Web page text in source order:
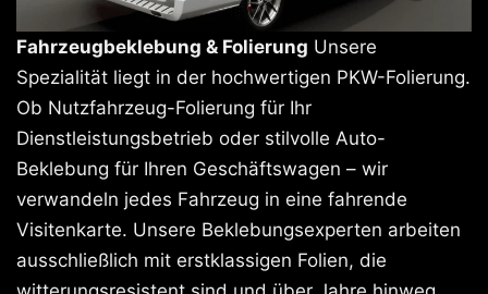
Fahrzeugbeklebung & Folierung Unsere
Spezialität liegt in der hochwertigen PKW-Folierung.
Ob Nutzfahrzeug-Folierung für Ihr
Dienstleistungsbetrieb oder stilvolle Auto-
Beklebung für Ihren Geschäftswagen – wir
verwandeln jedes Fahrzeug in eine fahrende
Visitenkarte. Unsere Beklebungsexperten arbeiten
ausschließlich mit erstklassigen Folien, die